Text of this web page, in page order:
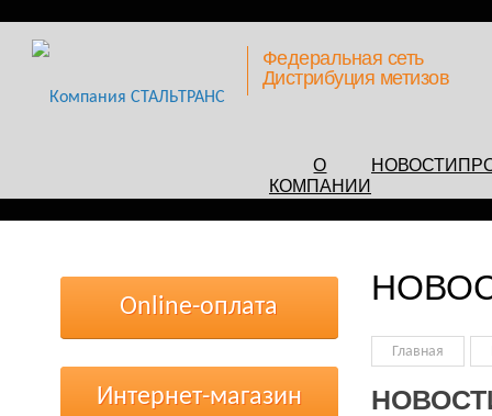
Федеральная сеть
Дистрибуция метизов
О
КОМПАНИИ
НОВОСТИ
Online-оплата
Интернет-магазин
Главная